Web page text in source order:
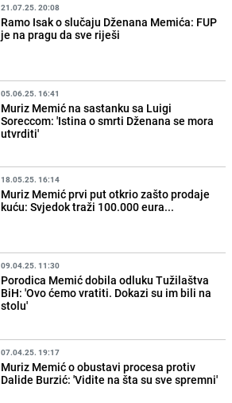
21.07.25. 20:08
Ramo Isak o slučaju Dženana Memića: FUP
je na pragu da sve riješi
05.06.25. 16:41
Muriz Memić na sastanku sa Luigi
Soreccom: 'Istina o smrti Dženana se mora
utvrditi'
18.05.25. 16:14
Muriz Memić prvi put otkrio zašto prodaje
kuću: Svjedok traži 100.000 eura...
09.04.25. 11:30
Porodica Memić dobila odluku Tužilaštva
BiH: 'Ovo ćemo vratiti. Dokazi su im bili na
stolu'
07.04.25. 19:17
Muriz Memić o obustavi procesa protiv
Dalide Burzić: 'Vidite na šta su sve spremni'